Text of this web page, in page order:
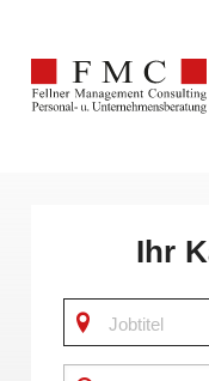
Ihr